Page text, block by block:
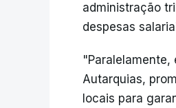
administração
despesas
Autarquias,
locais para